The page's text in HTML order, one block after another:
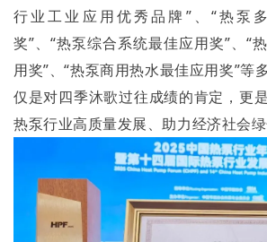
行业工业 应用优秀品牌”、 “热泵
奖”、 “热泵综合系统最佳应用奖”、 “
用奖”、“热泵商用热水最佳应用奖”等
仅是对四季沐歌过往成绩的肯定，更
热泵行业高质量发展、助力经济社会绿